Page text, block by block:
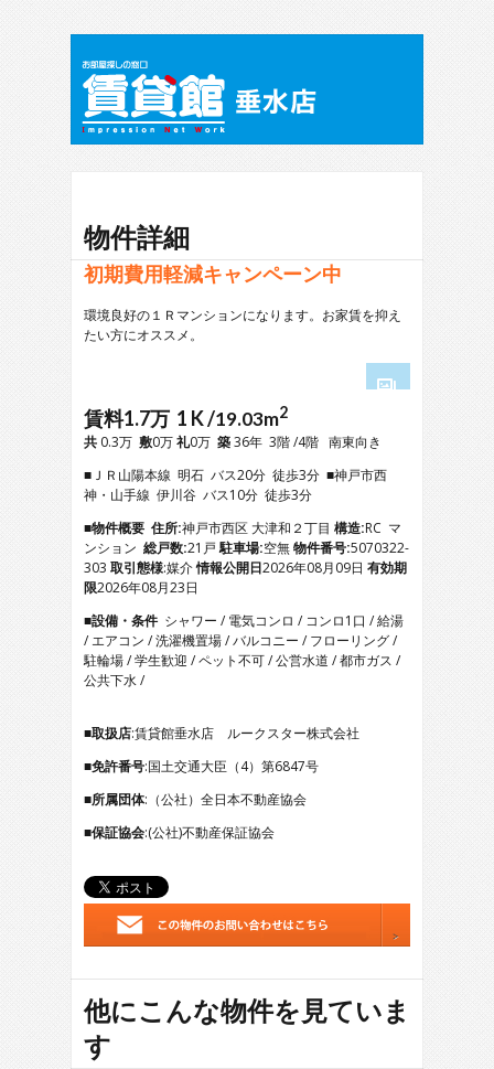
物件詳細
初期費用軽減キャンペーン中
環境良好の１Ｒマンションになります。お家賃を抑え
たい方にオススメ。
4
6
7
8
9
11
12
13
26
28
29
賃料1.7万 1 K /19.03m2
共 0.3万 敷0万礼0万 築36年 3階 /4階 南東向き
■ＪＲ山陽本線 明石 バス20分 徒歩3分 ■神戸市西
神・山手線 伊川谷 バス10分 徒歩3分
■物件概要 住所:神戸市西区 大津和２丁目 構造:RC マ
ンション 総戸数:21戸駐車場:空無物件番号:5070322-
303 取引態様:媒介情報公開日2026年08月09日 有効期
限2026年08月23日
■設備・条件 シャワー / 電気コンロ / コンロ1口 / 給湯
/ エアコン / 洗濯機置場 / バルコニー / フローリング /
駐輪場 / 学生歓迎 / ペット不可 / 公営水道 / 都市ガス /
公共下水 /
■取扱店:賃貸館垂水店 ルークスター株式会社
■免許番号:国土交通大臣（4）第6847号
■所属団体:（公社）全日本不動産協会
■保証協会:(公社)不動産保証協会
他にこんな物件を見ていま
す